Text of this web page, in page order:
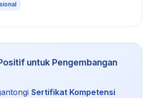
untuk Pengembangan
Sertifikat Kompetensi